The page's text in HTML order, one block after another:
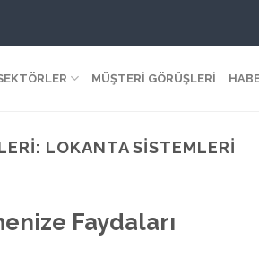
MÜŞTERİ GÖRÜŞLERİ
LOKANTA SISTEMLERI
Faydaları